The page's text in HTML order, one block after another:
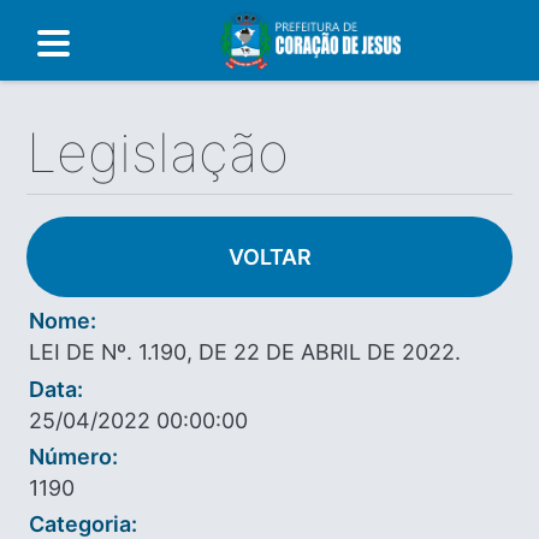
Legislação
VOLTAR
Nome:
LEI DE Nº. 1.190, DE 22 DE ABRIL DE 2022.
Data:
25/04/2022 00:00:00
Número:
1190
Categoria: